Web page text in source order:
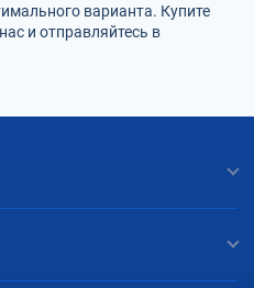
варианта. Купите
и отправляйтесь в